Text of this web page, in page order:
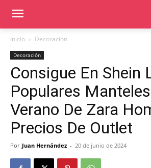
Inicio Decoración
Decoración
Consigue En Shein
Populares
Verano De Zara
Precios De Outlet
Por Juan Hernández - 20 de junio de 2024